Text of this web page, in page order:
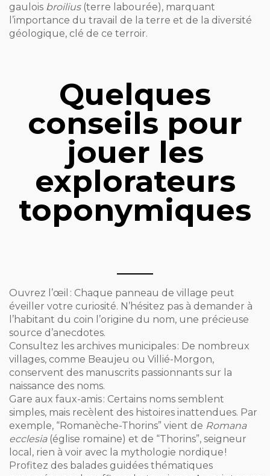
gaulois broilius(terre labourée), marquant
l’importance du travail de la terre et de la diversité
géologique, clé de ce terroir.
Quelques
conseils pour
jouer les
explorateurs
toponymiques
Ouvrez l’œil : Chaque panneau de village peut
éveiller votre curiosité. N’hésitez pas à demander à
l’habitant du coin l’origine du nom, une précieuse
source d’anecdotes.
Consultez les archives municipales : De nombreux
villages, comme Beaujeu ou Villié-Morgon,
conservent des manuscrits passionnants sur la
naissance des noms.
Gare aux faux-amis : Certains noms semblent
simples, mais recèlent des histoires inattendues. Par
exemple, “Romanèche-Thorins” vient de Romana
ecclesia(église romaine) et de “Thorins”, seigneur
local, rien à voir avec la mythologie nordique !
Profitez des balades guidées thématiques